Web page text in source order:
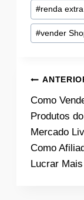
#renda
#vender
de
Post
Como
Produtos do
Mercado
Como
Lucrar Mais